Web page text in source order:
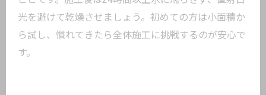
光を避けて乾燥させましょう。初めての方は小面積か
ら試し、慣れてきたら全体施工に挑戦するのが安心で
す。